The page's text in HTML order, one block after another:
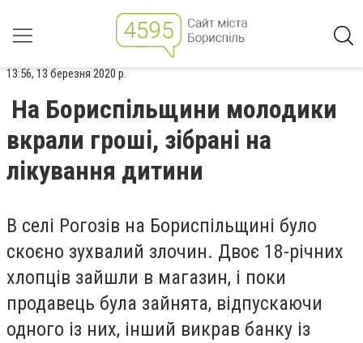
13:56, 13 березня 2020 р.
На Бориспільщини молодики
вкрали гроші, зібрані на
лікування дитини
В селі Рогозів на Бориспільщині було
скоєно зухвалий злочин. Двоє 18-річних
хлопців зайшли в магазин, і поки
продавець була зайнята, відпускаючи
одного із них, інший викрав банку із